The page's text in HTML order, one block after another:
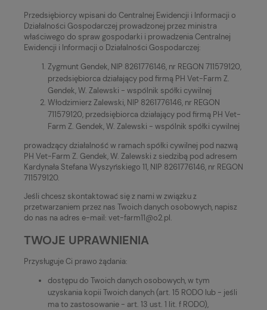
Przedsiębiorcy wpisani do Centralnej Ewidencji i Informacji o
Działalności Gospodarczej prowadzonej przez ministra
właściwego do spraw gospodarki i prowadzenia Centralnej
Ewidencji i Informacji o Działalności Gospodarczej:
Zygmunt Gendek, NIP 8261776146, nr REGON 711579120,
przedsiębiorca działający pod firmą PH Vet-Farm Z.
Gendek, W. Zalewski - wspólnik spółki cywilnej
Włodzimierz Zalewski, NIP 8261776146, nr REGON
711579120, przedsiębiorca działający pod firmą PH Vet-
Farm Z. Gendek, W. Zalewski - wspólnik spółki cywilnej
prowadzący działalność w ramach spółki cywilnej pod nazwą
PH Vet-Farm Z. Gendek, W. Zalewski z siedzibą pod adresem
Kardynała Stefana Wyszyńskiego 11, NIP 8261776146, nr REGON
711579120.
Jeśli chcesz skontaktować się z nami w związku z
przetwarzaniem przez nas Twoich danych osobowych, napisz
do nas na adres e-mail: vet-farm11@o2.pl.
TWOJE UPRAWNIENIA
Przysługuje Ci prawo żądania:
dostępu do Twoich danych osobowych, w tym
uzyskania kopii Twoich danych (art. 15 RODO lub - jeśli
ma to zastosowanie - art. 13 ust. 1 lit. f RODO),